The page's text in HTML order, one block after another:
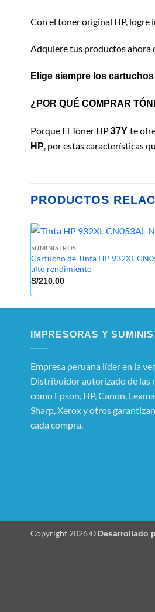
Con el tóner original HP, logre
Adquiere tus productos ahora
Elige siempre los
¿POR QUÉ COMPRAR
Porque El Tóner HP37Y te
HP, por estas características
PRODUCTOS
SUMINISTROS
Cartucho de Tinta HP 932XL
alto rendimiento
S/210.00
IMPRESORAS Y
Empresa peruana líder en la
Distribuidor autorizado de las
como Epson, HP, Canon,
Sharp, Xerox y otros
cada compra.
Copyright 2026 © Desarrollado